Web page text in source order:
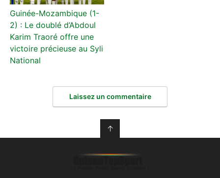
Guinée-Mozambique (1-
2) : Le doublé d’Abdoul
Karim Traoré offre une
victoire précieuse au Syli
National
Laissez un commentaire
↑